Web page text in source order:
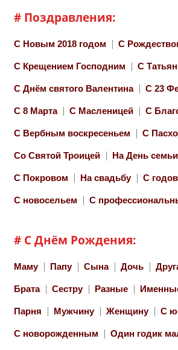
# Поздравления:
С Новым 2018 годом С
С Крещением Господним С
С Днём святого Валентина С 23
С 8 Марта С Масленицей С
С Вербным воскресеньем С
Со Святой Троицей На День семьи
С Покровом На свадьбу С
С новосельем С
# С Днём Рождения:
Маму Папу Сына Дочь
Брата Сестру Разные
Парня Мужчину Женщину С
С новорожденным Один годик